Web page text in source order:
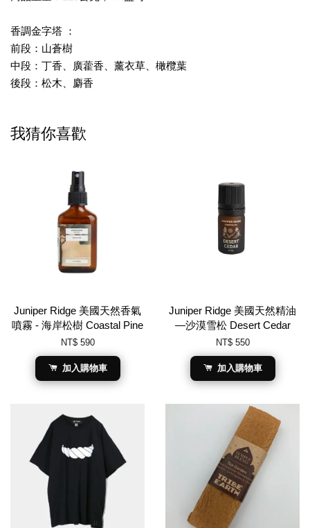
香調金字塔 ：
前段：山蒼樹
中段：丁香、廣藿香、薰衣草、橄欖葉
後段：松木、麝香
我猜你喜歡
Juniper Ridge 美國天然香氣
噴霧 - 海岸松樹 Coastal Pine
NT$ 590
加入購物車
Juniper Ridge 美國天然精油
—沙漠雪松 Desert Cedar
NT$ 550
加入購物車